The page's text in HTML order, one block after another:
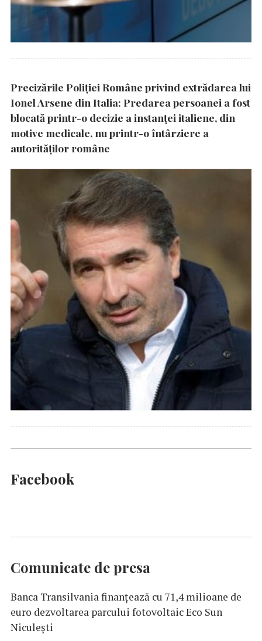
Precizările Poliţiei Române privind extrădarea lui
Ionel Arsene din Italia: Predarea persoanei a fost
blocată printr-o decizie a instanţei italiene, din
motive medicale, nu printr-o întârziere a
autorităţilor române
Facebook
Comunicate de presa
Banca Transilvania finanțează cu 71,4 milioane de
euro dezvoltarea parcului fotovoltaic Eco Sun
Niculești